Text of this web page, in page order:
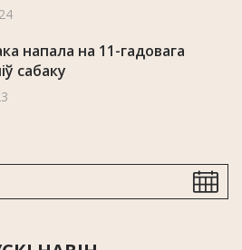
напала на 11-гадовага
сабаку